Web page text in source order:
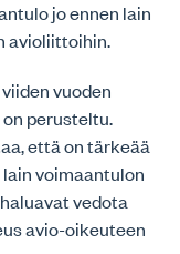
jo ennen lain
avioliittoihin.
vuoden
perusteltu.
että on tärkeää
voimaantulon
vedota
avio-oikeuteen